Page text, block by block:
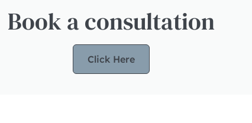
Book a consultation
Click Here